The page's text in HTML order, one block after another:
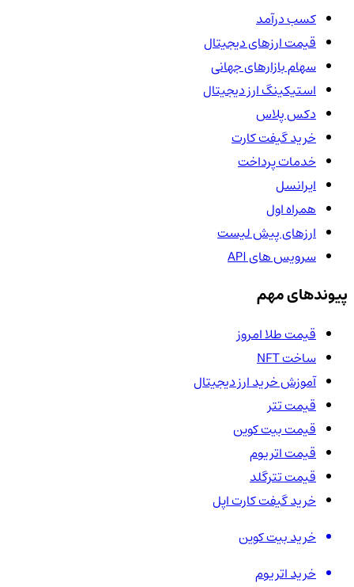
کسب درآمد
قیمت ارزهای دیجیتال
سهام بازارهای جهانی
استیکینگ ارز دیجیتال
دکس پلاس
خرید گیفت کارت
خدمات پرداخت
ایرانسل
همراه اول
ارزهای پیش لیست
سرویس های API
پیوندهای مهم
قیمت طلا امروز
ساخت NFT
آموزش خرید ارز دیجیتال
قیمت تتر
قیمت بیت کوین
قیمت اتریوم
قیمت تترگلد
خرید گیفت کارت اپل
خرید بیت کوین
خرید اتریوم